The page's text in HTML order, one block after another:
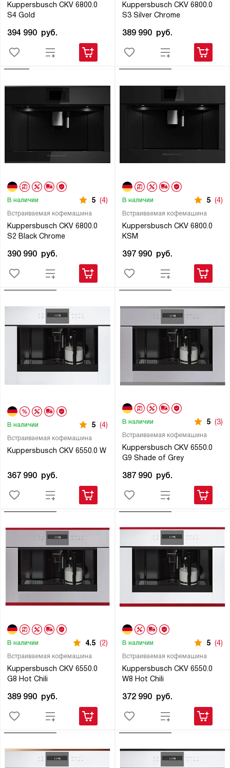
Kuppersbusch CKV 6800.0
S4 Gold
394 990 руб.
Kuppersbusch CKV 6800.0
S3 Silver Chrome
389 990 руб.
Встраиваемая кофемашина
Kuppersbusch CKV 6800.0
S2 Black Chrome
В наличии 5 (4)
390 990 руб.
Встраиваемая кофемашина
Kuppersbusch CKV 6800.0
KSM
В наличии 5 (4)
397 990 руб.
Встраиваемая кофемашина
Kuppersbusch CKV 6550.0 W
В наличии 5 (4)
367 990 руб.
Встраиваемая кофемашина
Kuppersbusch CKV 6550.0
G9 Shade of Grey
В наличии 5 (3)
387 990 руб.
Встраиваемая кофемашина
Kuppersbusch CKV 6550.0
G8 Hot Chili
В наличии 4.5 (2)
389 990 руб.
Встраиваемая кофемашина
Kuppersbusch CKV 6550.0
W8 Hot Chili
В наличии 5 (4)
372 990 руб.